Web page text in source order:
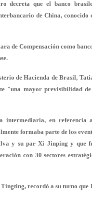
decreta que el banco
de China, conocido
de Compensación como
de Hacienda de Brasil,
"una mayor previsibilidad
intermediaria, en
formaba parte de los
y su par Xi Jinping y que
con 30 sectores
recordó a su turno que